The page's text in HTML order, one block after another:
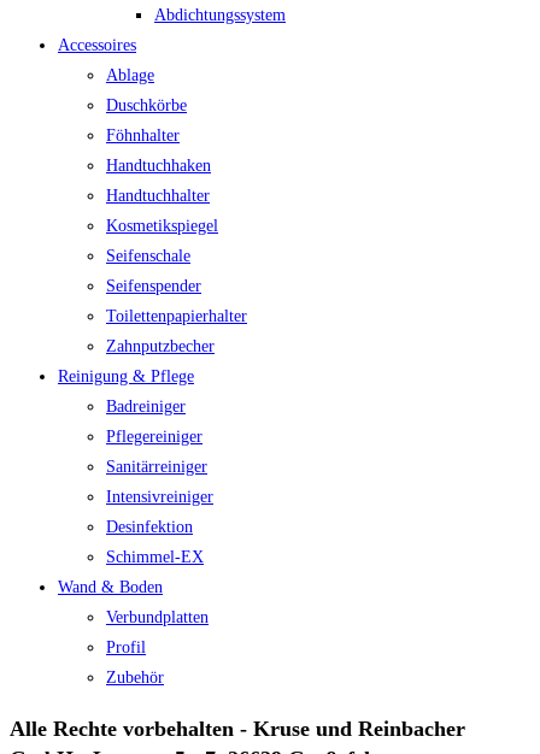
Abdichtungssystem
Accessoires
Ablage
Duschkörbe
Föhnhalter
Handtuchhaken
Handtuchhalter
Kosmetikspiegel
Seifenschale
Seifenspender
Toilettenpapierhalter
Zahnputzbecher
Reinigung & Pflege
Badreiniger
Pflegereiniger
Sanitärreiniger
Intensivreiniger
Desinfektion
Schimmel-EX
Wand & Boden
Verbundplatten
Profil
Zubehör
Alle Rechte vorbehalten - Kruse und Reinbacher